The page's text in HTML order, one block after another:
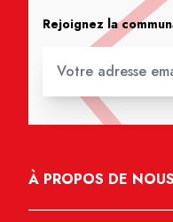
Rejoignez la
À PROPOS DE NOUS